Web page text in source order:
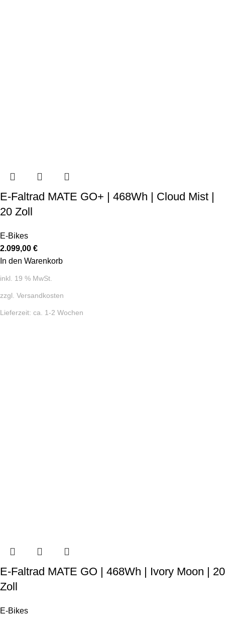
E-Faltrad MATE GO+ | 468Wh | Cloud Mist |
20 Zoll
E-Bikes
2.099,00 €
In den Warenkorb
inkl. 19 % MwSt.
zzgl. Versandkosten
Lieferzeit: ca. 1-2 Wochen
E-Faltrad MATE GO | 468Wh | Ivory Moon | 20
Zoll
E-Bikes